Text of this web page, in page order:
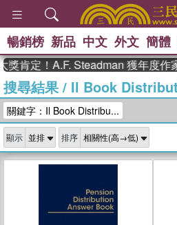
熱搜： 東
、 The
獎 臺灣
登輝時代
偉大的迷
暢銷榜 新品 中文 外文 簡體
！A.F. Steadman 獲年度作家，《
搜尋結果/ Il Book
關鍵字：Il Book Distribu...
顯示 排序